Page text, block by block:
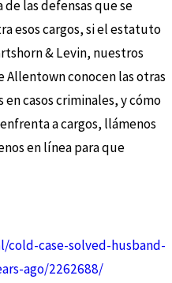
las defensas que se
esos cargos, si el estatuto
& Levin, nuestros
Allentown conocen las otras
casos criminales, y cómo
a cargos, llámenos
en línea para que
cold-case-solved-husband-
ago/2262688/